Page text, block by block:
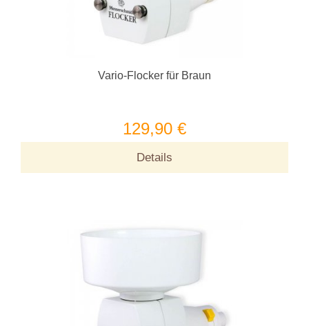
Vario-Flocker für Braun
129,90 €
Details